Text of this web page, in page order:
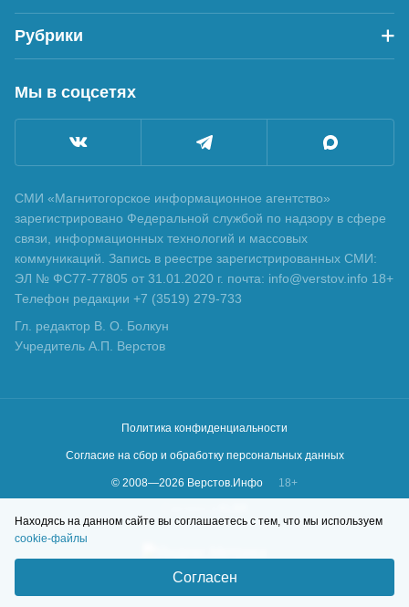
Рубрики
Мы в соцсетях
СМИ «Магнитогорское информационное агентство»
зарегистрировано Федеральной службой по надзору в сфере
связи, информационных технологий и массовых
коммуникаций. Запись в реестре зарегистрированных СМИ:
ЭЛ № ФС77-77805 от 31.01.2020 г. почта: info@verstov.info 18+
Телефон редакции +7 (3519) 279-733
Гл. редактор В. О. Болкун
Учредитель А.П. Верстов
Политика конфиденциальности
Согласие на сбор и обработку персональных данных
© 2008—2026 Верстов.Инфо
18+
Находясь на данном сайте вы соглашаетесь с тем, что мы используем
cookie-файлы
Согласен